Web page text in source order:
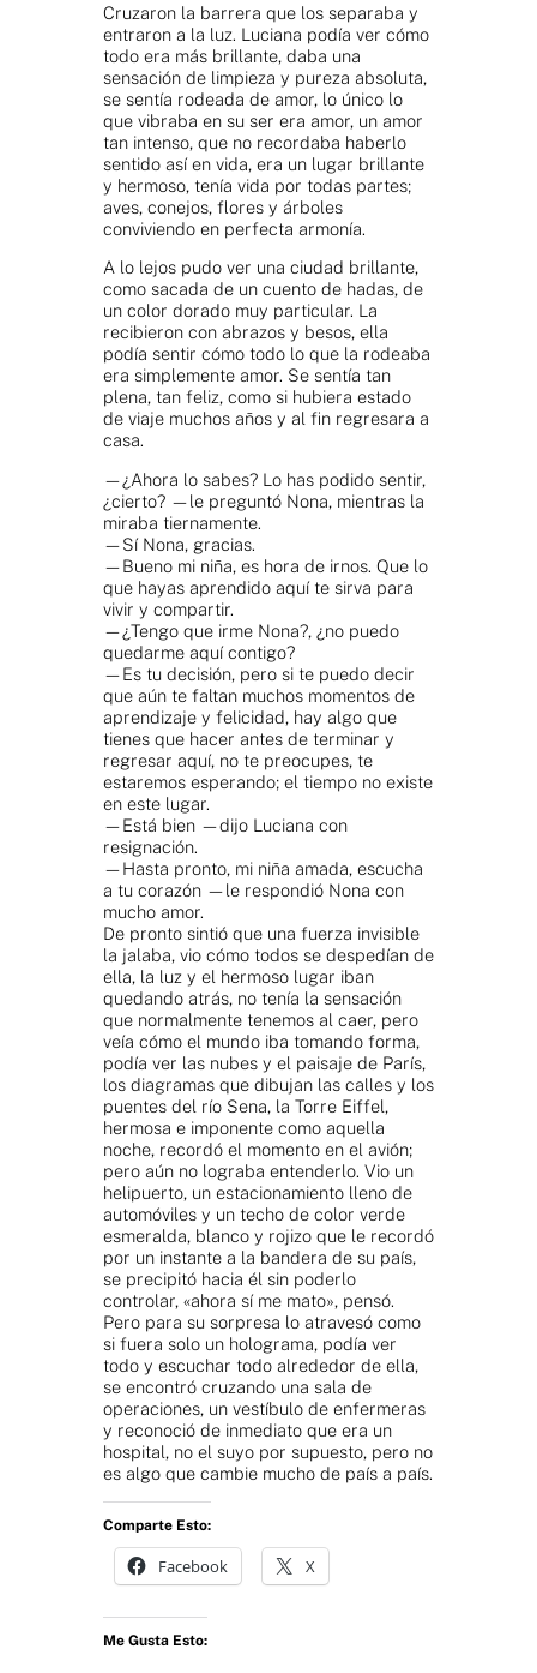
Cruzaron la barrera que los separaba y
entraron a la luz. Luciana podía ver cómo
todo era más brillante, daba una
sensación de limpieza y pureza absoluta,
se sentía rodeada de amor, lo único lo
que vibraba en su ser era amor, un amor
tan intenso, que no recordaba haberlo
sentido así en vida, era un lugar brillante
y hermoso, tenía vida por todas partes;
aves, conejos, flores y árboles
conviviendo en perfecta armonía.
A lo lejos pudo ver una ciudad brillante,
como sacada de un cuento de hadas, de
un color dorado muy particular. La
recibieron con abrazos y besos, ella
podía sentir cómo todo lo que la rodeaba
era simplemente amor. Se sentía tan
plena, tan feliz, como si hubiera estado
de viaje muchos años y al fin regresara a
casa.
—¿Ahora lo sabes? Lo has podido sentir,
¿cierto? —le preguntó Nona, mientras la
miraba tiernamente.
—Sí Nona, gracias.
—Bueno mi niña, es hora de irnos. Que lo
que hayas aprendido aquí te sirva para
vivir y compartir.
—¿Tengo que irme Nona?, ¿no puedo
quedarme aquí contigo?
—Es tu decisión, pero si te puedo decir
que aún te faltan muchos momentos de
aprendizaje y felicidad, hay algo que
tienes que hacer antes de terminar y
regresar aquí, no te preocupes, te
estaremos esperando; el tiempo no existe
en este lugar.
—Está bien —dijo Luciana con
resignación.
—Hasta pronto, mi niña amada, escucha
a tu corazón —le respondió Nona con
mucho amor.
De pronto sintió que una fuerza invisible
la jalaba, vio cómo todos se despedían de
ella, la luz y el hermoso lugar iban
quedando atrás, no tenía la sensación
que normalmente tenemos al caer, pero
veía cómo el mundo iba tomando forma,
podía ver las nubes y el paisaje de París,
los diagramas que dibujan las calles y los
puentes del río Sena, la Torre Eiffel,
hermosa e imponente como aquella
noche, recordó el momento en el avión;
pero aún no lograba entenderlo. Vio un
helipuerto, un estacionamiento lleno de
automóviles y un techo de color verde
esmeralda, blanco y rojizo que le recordó
por un instante a la bandera de su país,
se precipitó hacia él sin poderlo
controlar, «ahora sí me mato», pensó.
Pero para su sorpresa lo atravesó como
si fuera solo un holograma, podía ver
todo y escuchar todo alrededor de ella,
se encontró cruzando una sala de
operaciones, un vestíbulo de enfermeras
y reconoció de inmediato que era un
hospital, no el suyo por supuesto, pero no
es algo que cambie mucho de país a país.
Comparte Esto:
Facebook X
Me Gusta Esto: